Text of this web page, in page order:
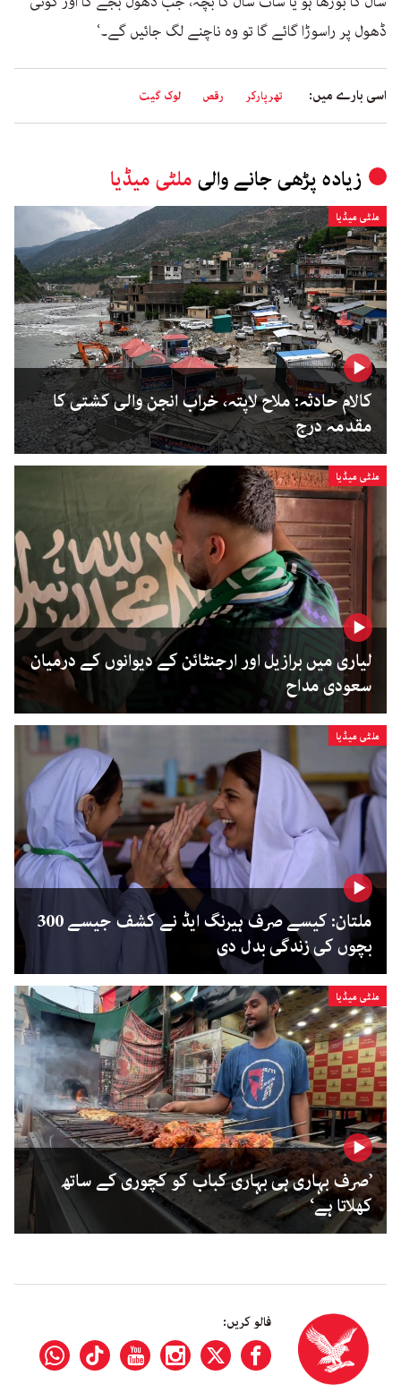
ڈھول پر راسوڑا گائے گا تو وہ ناچنے لگ جائیں گے۔‘
اسی بارے میں: تھرپارکر رقص لوک گیت
زیادہ پڑھی جانے والی ملٹی میڈیا
ملٹی میڈیا
کالام حادثہ: ملاح لاپتہ، خراب انجن والی کشتی کا
مقدمہ درج
ملٹی میڈیا
لیاری میں برازیل اور ارجنٹائن کے دیوانوں کے درمیان
سعودی مداح
ملٹی میڈیا
ملتان: کیسے صرف ہیرنگ ایڈ نے کشف جیسے 300
بچوں کی زندگی بدل دی
ملٹی میڈیا
’صرف بہاری ہی بہاری کباب کو کچوری کے ساتھ
کھلاتا ہے‘
فالو کریں: